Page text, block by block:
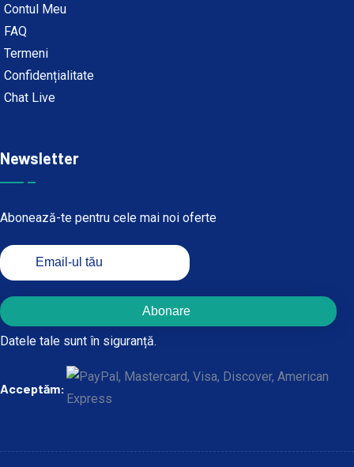
Contul Meu
FAQ
Termeni
Confidențialitate
Chat Live
Newsletter
Abonează-te pentru cele mai noi oferte
Abonare
Datele tale sunt în siguranță.
Acceptăm: